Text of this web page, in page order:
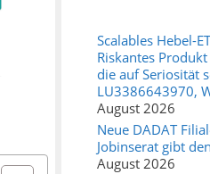
Scalables Hebel-
Riskantes
die auf Seriosität
LU3386643970,
August 2026
Neue DADAT
Jobinserat gibt
August 2026